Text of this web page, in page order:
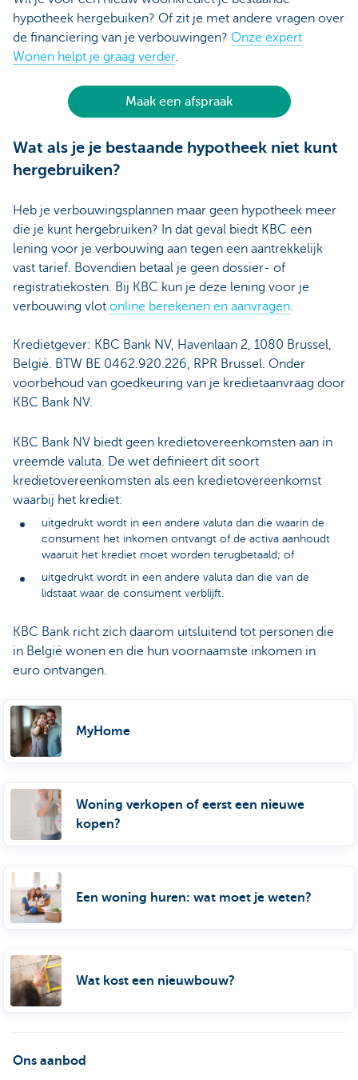
hypotheek hergebuiken? Of zit je met andere vragen over
de financiering van je verbouwingen? Onze expert
Wonen helpt je graag verder.
Maak een afspraak
Wat als je je bestaande hypotheek niet kunt
hergebruiken?
Heb je verbouwingsplannen maar geen hypotheek meer
die je kunt hergebruiken? In dat geval biedt KBC een
lening voor je verbouwing aan tegen een aantrekkelijk
vast tarief. Bovendien betaal je geen dossier- of
registratiekosten. Bij KBC kun je deze lening voor je
verbouwing vlot online berekenen en aanvragen.
Kredietgever: KBC Bank NV, Havenlaan 2, 1080 Brussel,
België. BTW BE 0462.920.226, RPR Brussel. Onder
voorbehoud van goedkeuring van je kredietaanvraag door
KBC Bank NV.
KBC Bank NV biedt geen kredietovereenkomsten aan in
vreemde valuta. De wet definieert dit soort
kredietovereenkomsten als een kredietovereenkomst
waarbij het krediet:
uitgedrukt wordt in een andere valuta dan die waarin de
consument het inkomen ontvangt of de activa aanhoudt
waaruit het krediet moet worden terugbetaald; of
uitgedrukt wordt in een andere valuta dan die van de
lidstaat waar de consument verblijft.
KBC Bank richt zich daarom uitsluitend tot personen die
in België wonen en die hun voornaamste inkomen in
euro ontvangen.
MyHome
Woning verkopen of eerst een nieuwe
kopen?
Een woning huren: wat moet je weten?
Wat kost een nieuwbouw?
Ons aanbod